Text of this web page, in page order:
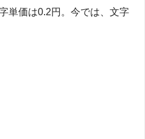
単価は0.2円。今では、文字